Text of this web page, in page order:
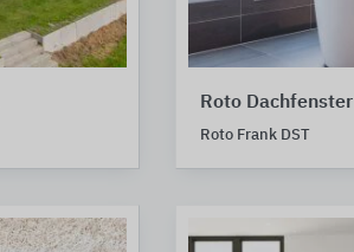
Roto Dachfenster
Roto Frank DST